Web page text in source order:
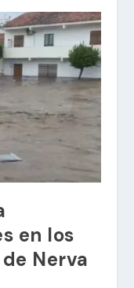
en los
Nerva